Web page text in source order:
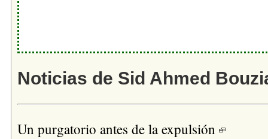
Noticias de Sid Ahmed
Un purgatorio antes de la expulsión